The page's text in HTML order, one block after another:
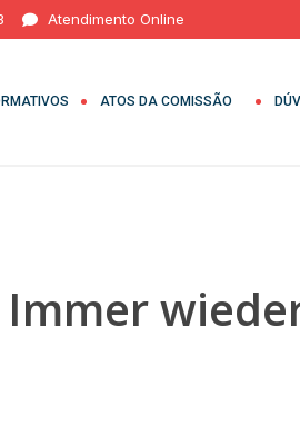
Atendimento Online
ATOS DA COMISSÃO